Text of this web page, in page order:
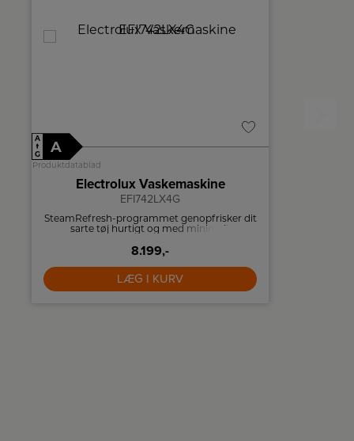
A
↑
G
A
Produktdatablad
Electrolux Vaskemaskine
EFI742LX4G
SteamRefresh-programmet genopfrisker dit
sarte tøj hurtigt og med minimalt
dampduft for en ekstra frisk følelse.
8.199,-
LÆG I KURV